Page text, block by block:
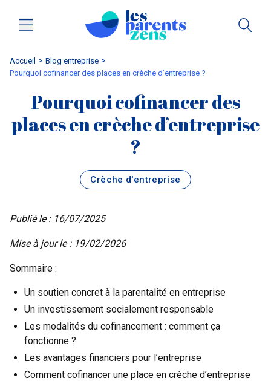
Accueil
blog entreprise
Pourquoi cofinancer des places en crèche d’entreprise ?
Pourquoi cofinancer des
places en crèche d’entreprise
?
Crèche d'entreprise
Publié le : 16/07/2025
Mise à jour le : 19/02/2026
Sommaire :
Un soutien concret à la parentalité en entreprise
Un investissement socialement responsable
Les modalités du cofinancement : comment ça
fonctionne ?
Les avantages financiers pour l’entreprise
Comment cofinancer une place en crèche d’entreprise